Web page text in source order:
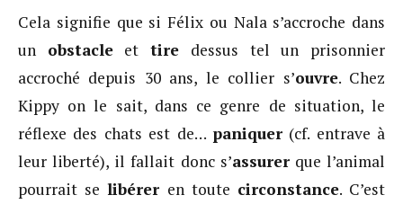
Cela signifie que si Félix ou Nala s’accroche dans
un obstacleettire dessus tel un prisonnier
accroché depuis 30 ans, le collier s’ouvre. Chez
Kippy on le sait, dans ce genre de situation, le
réflexe des chats est de… paniquer(cf. entrave à
leur liberté), il fallait donc s’assurerque l’animal
pourrait selibérer en toute circonstance. C’est